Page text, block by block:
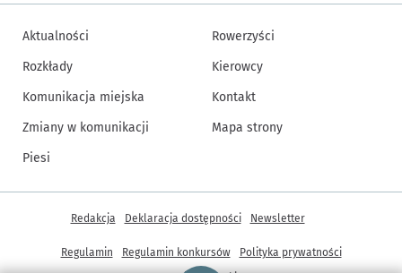
Aktualności
Rozkłady
Komunikacja miejska
Zmiany w komunikacji
Piesi
Rowerzyści
Kierowcy
Kontakt
Mapa strony
Inne informacje
Redakcja Deklaracja dostępności Newsletter
Regulamin Regulamin konkursów
Polityka prywatności